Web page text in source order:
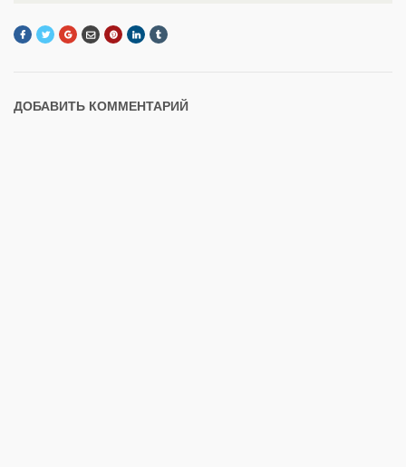
ДОБАВИТЬ КОММЕНТАРИЙ